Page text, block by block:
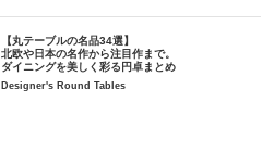
【丸テーブルの名品34選】
北欧や日本の名作から注目作まで。
ダイニングを美しく彩る円卓まとめ
Designer's Round Tables